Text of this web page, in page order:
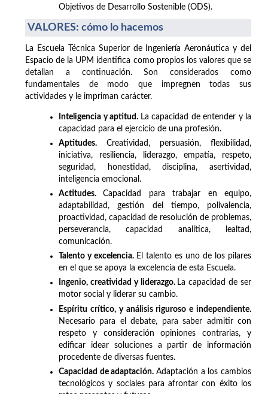
Objetivos de Desarrollo Sostenible (ODS).
VALORES: cómo lo hacemos
La Escuela Técnica Superior de Ingeniería Aeronáutica y del
Espacio de la UPM identifica como propios los valores que se
detallan a continuación. Son considerados como
fundamentales de modo que impregnen todas sus
actividades y le impriman carácter.
Inteligencia y aptitud. La capacidad de entender y la
capacidad para el ejercicio de una profesión.
Aptitudes. Creatividad, persuasión, flexibilidad,
iniciativa, resiliencia, liderazgo, empatía, respeto,
seguridad, honestidad, disciplina, asertividad,
inteligencia emocional.
Actitudes.Capacidad para trabajar en equipo,
adaptabilidad, gestión del tiempo, polivalencia,
proactividad, capacidad de resolución de problemas,
perseverancia, capacidad analítica, lealtad,
comunicación.
Talento y excelencia. El talento es uno de los pilares
en el que se apoya la excelencia de esta Escuela.
Ingenio, creatividad y liderazgo. La capacidad de ser
motor social y liderar su cambio.
Espíritu crítico, y análisis riguroso e independiente.
Necesario para el debate, para saber admitir con
respeto y consideración opiniones contrarias, y
edificar idear soluciones a partir de información
procedente de diversas fuentes.
Capacidad de adaptación. Adaptación a los cambios
tecnológicos y sociales para afrontar con éxito los